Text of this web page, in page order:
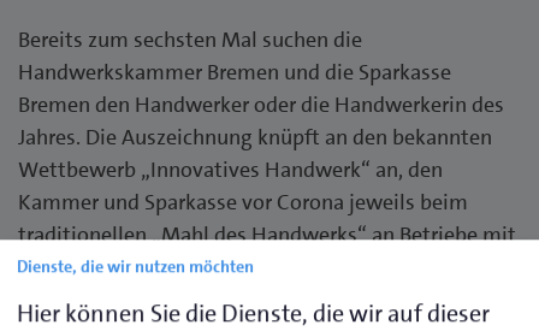
Bereits zum sechsten Mal suchen die
Handwerkskammer Bremen und die Sparkasse
Bremen den Handwerker oder die Handwerkerin des
Jahres. Die Auszeichnung knüpft an den bekannten
Wettbewerb „Innovatives Handwerk“ an, den
Kammer und Sparkasse vor Corona jeweils beim
traditionellen „Mahl des Handwerks“ an Betriebe mit
herausragenden Leistungen oder Konzepten vergeben
hatten.
Dienste, die wir nutzen möchten
Hier können Sie die Dienste, die wir auf dieser